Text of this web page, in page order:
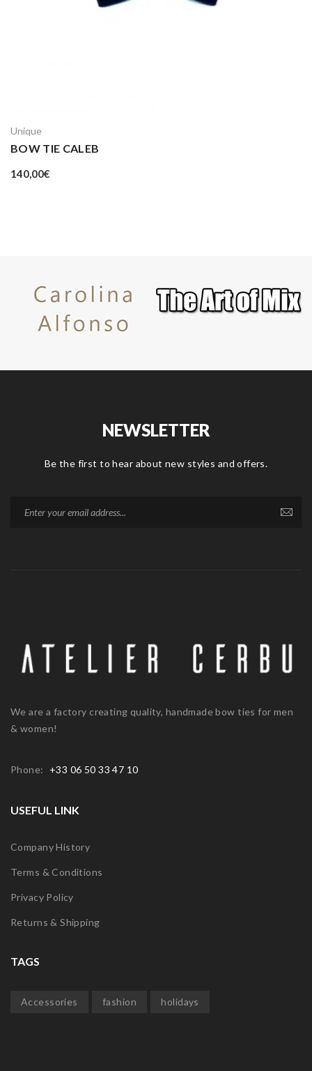
Unique
BOW TIE CALEB
140,00€
NEWSLETTER
Be the first to hear about new styles and offers.
We are a factory creating quality, handmade bow ties for men
& women!
Phone: +33 06 50 33 47 10
USEFUL LINK
Company History
Terms & Conditions
Privacy Policy
Returns & Shipping
TAGS
Accessories fashion holidays